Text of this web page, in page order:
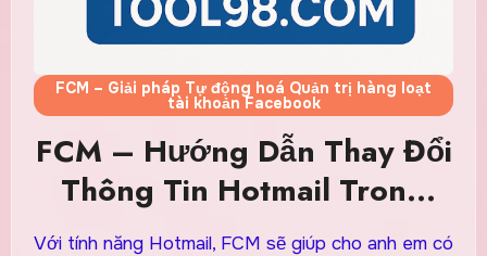
FCM – Giải pháp Tự động hoá Quản trị hàng loạt
tài khoản Facebook
FCM – Hướng Dẫn Thay Đổi
Thông Tin Hotmail Trong
Accounts Facebook
Với tính năng Hotmail, FCM sẽ giúp cho anh em có